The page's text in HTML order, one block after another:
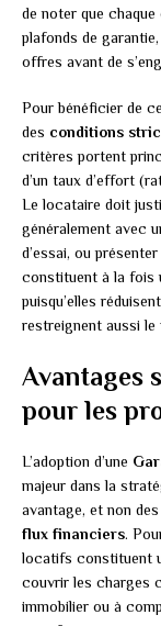
de noter que
plafonds de
offres avant de
Pour bénéficier de
des conditions
critères portent
d’un taux d’effort
Le locataire doit
généralement avec
d’essai, ou présenter
constituent à la fois
puisqu’elles
restreignent aussi
Avantages
pour les
L’adoption d’une
majeur dans la
avantage, et non
flux financiers.
locatifs constituent
couvrir les charges
immobilier ou à